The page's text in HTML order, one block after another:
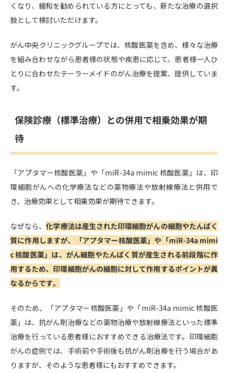
くなり、緩和を勧められている方にとっても、新たな治療の選択
肢として検討いただけます。
がん中央クリニックグループでは、核酸医薬を含め、様々な治療
を組み合わせながら患者様の状態や疾患に応じて、患者様一人ひ
とりに合わせたテーラーメイドのがん治療を提案、提供していま
す。
保険診療（標準治療）との併用で相乗効果が期
待
「アプタマー核酸医薬」や「miR-34a mimic 核酸医薬」は、印
環細胞がんへの化学療法などの薬物療法や放射線療法と併用で
き、治療効果として相乗効果が期待できます。
なぜなら、化学療法は産生された印環細胞がんの細胞やたんぱく
質に作用しますが、「アプタマー核酸医薬」や「miR-34a mimi
c 核酸医薬」は、がん細胞やたんぱく質が産生される前段階に作
用するため、印環細胞がんの細胞に対して作用するポイントが異
なるからです。
そのため、「アプタマー核酸医薬」や「miR-34a mimic 核酸医
薬」は、抗がん剤治療などの薬物治療や放射線療法といった標準
治療を行っている患者様におすすめできる治療法です。印環細胞
がんの症例では、手術前や手術後も抗がん剤治療を行う場合があ
りますが、そのような患者様にもおすすめできます。